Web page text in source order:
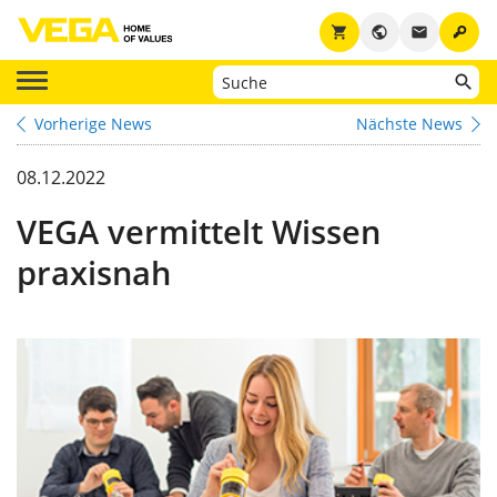
key
email
public
shopping_cart
Vorherige News Nächste News
08.12.2022
VEGA vermittelt Wissen
praxisnah